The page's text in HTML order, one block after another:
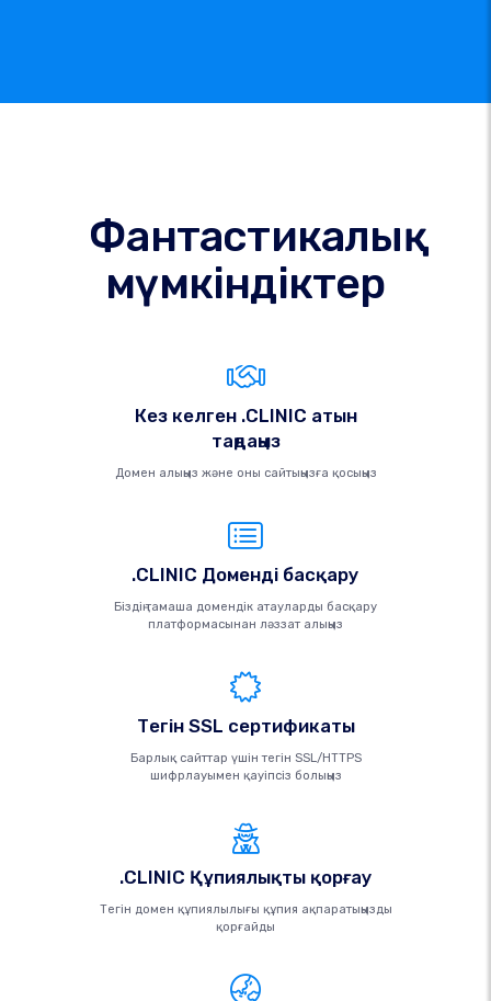
Фантастикалық
мүмкіндіктер
Кез келген .CLINIC атын
таңдаңыз
Домен алыңыз және оны сайтыңызға қосыңыз
.CLINIC Доменді басқару
Біздің тамаша домендік атауларды басқару
платформасынан ләззат алыңыз
Тегін SSL сертификаты
Барлық сайттар үшін тегін SSL/HTTPS
шифрлауымен қауіпсіз болыңыз
.CLINIC Құпиялықты қорғау
Тегін домен құпиялылығы құпия ақпаратыңызды
қорғайды